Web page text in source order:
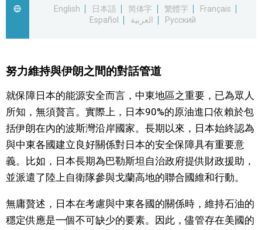
臺灣香港
更多
人物訪談
日本入門
政治外交
社會
財經
official SNS
English
日本語 简体字 繁體字
Français
Español
العربية Русский
努力維持與伊朗之間的對話管道
就保障日本的能源安全而言，中東地區之重要，已為眾人
所知，無須贅言。實際上，日本90%的原油進口依賴於包
括伊朗在內的波斯灣沿岸國家。長期以來，日本始終認為
與中東各國建立良好關係對日本的安全保障具有重要意
義。比如，日本長期為巴勒斯坦自治政府提供財政援助，
並派遣了陸上自衛隊參與戈蘭高地的聯合國維和行動。
無庸贅述，日本在考慮與中東各國的關係時，維持石油的
穩定供應是一個不可缺少的要素。因此，儘管存在美國的